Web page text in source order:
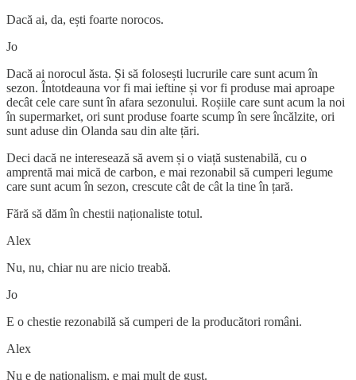
Dacă ai, da, ești foarte norocos.
Jo
Dacă ai norocul ăsta. Și să folosești lucrurile care sunt acum în
sezon. Întotdeauna vor fi mai ieftine și vor fi produse mai aproape
decât cele care sunt în afara sezonului. Roșiile care sunt acum la noi
în supermarket, ori sunt produse foarte scump în sere încălzite, ori
sunt aduse din Olanda sau din alte țări.
Deci dacă ne interesează să avem și o viață sustenabilă, cu o
amprentă mai mică de carbon, e mai rezonabil să cumperi legume
care sunt acum în sezon, crescute cât de cât la tine în țară.
Fără să dăm în chestii naționaliste totul.
Alex
Nu, nu, chiar nu are nicio treabă.
Jo
E o chestie rezonabilă să cumperi de la producători români.
Alex
Nu e de naționalism, e mai mult de gust.